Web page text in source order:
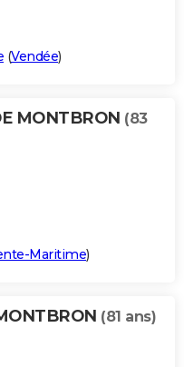
(Vendée)
MONTBRON (83
Maritime)
(81 ans)